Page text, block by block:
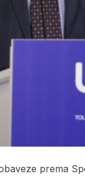
prema